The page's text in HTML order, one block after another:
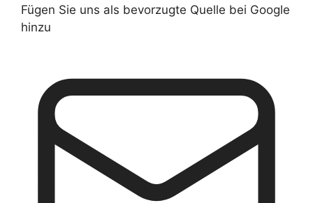
Fügen Sie uns als bevorzugte Quelle bei Google
hinzu